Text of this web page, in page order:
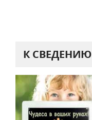
К СВЕДЕНИЮ